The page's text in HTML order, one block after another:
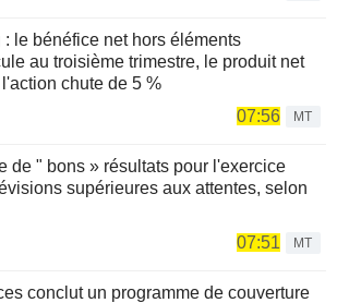
le bénéfice net hors éléments
au troisième trimestre, le produit net
chute de 5 %
07:56
MT
de " bons » résultats pour l'exercice
supérieures aux attentes, selon
07:51
MT
conclut un programme de couverture